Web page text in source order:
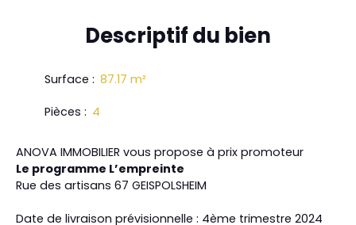
Descriptifdu bien
Surface : 87.17 m²
Pièces : 4
ANOVA IMMOBILIER vous propose à prix promoteur
Le programme L’empreinte
Rue des artisans 67 GEISPOLSHEIM
Date de livraison prévisionnelle : 4ème trimestre 2024